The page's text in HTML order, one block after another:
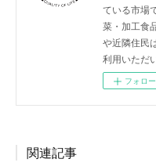
ている市場
菜・加工食
や近隣住民
利用いただ
フォロー
関連記事